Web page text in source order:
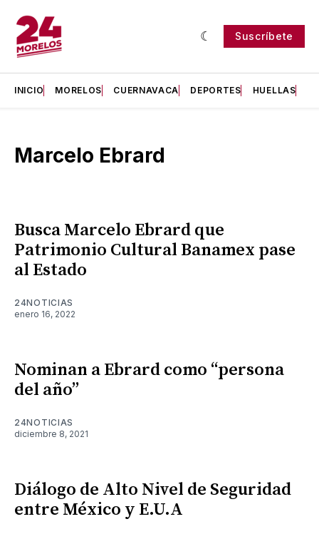
Suscríbete
INICIO MORELOS CUERNAVACA DEPORTES HUELLAS
Marcelo Ebrard
Busca Marcelo Ebrard que
Patrimonio Cultural Banamex pase
al Estado
24NOTICIAS
enero 16, 2022
Nominan a Ebrard como “persona
del año”
24NOTICIAS
diciembre 8, 2021
Diálogo de Alto Nivel de Seguridad
entre México y E.U.A